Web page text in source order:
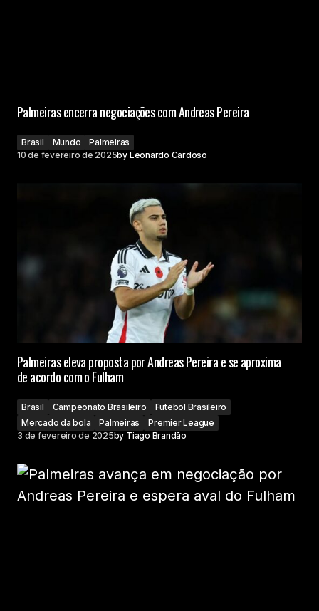
Palmeiras encerra negociações com Andreas Pereira
Brasil Mundo
Palmeiras
10 de fevereiro de 2025by Leonardo Cardoso
Palmeiras eleva proposta por Andreas Pereira e se aproxima
de acordo com o Fulham
Brasil Campeonato Brasileiro
Futebol Brasileiro
Mercado da bola
Palmeiras
Premier League
3 de fevereiro de 2025by Tiago Brandão